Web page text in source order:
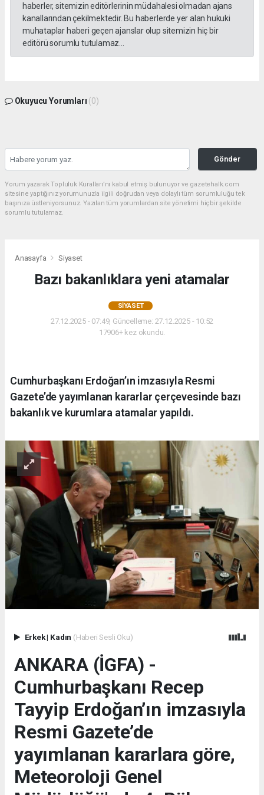
haberler, sitemizin editörlerinin müdahalesi olmadan ajans
kanallarından çekilmektedir. Bu haberlerde yer alan hukuki
muhataplar haberi geçen ajanslar olup sitemizin hiç bir
editörü sorumlu tutulamaz...
Okuyucu Yorumları (0)
Gönder
Yorum yazarak Topluluk Kuralları’nı kabul etmiş bulunuyor ve gazetehalk.com
sitesine yaptığınız yorumunuzla ilgili doğrudan veya dolaylı tüm sorumluluğu tek
başınıza üstleniyorsunuz. Yazılan tüm yorumlardan site yönetimi hiçbir şekilde
sorumlu tutulamaz.
Anasayfa Siyaset
Bazı bakanlıklara yeni atamalar
SIYASET
27.12.2025 - 07:49, Güncelleme: 27.12.2025 - 10:52
17906+ kez okundu.
Cumhurbaşkanı Erdoğan’ın imzasıyla Resmi
Gazete’de yayımlanan kararlar çerçevesinde bazı
bakanlık ve kurumlara atamalar yapıldı.
Erkek| Kadın (Haberi Sesli Oku)
ANKARA (İGFA) -
Cumhurbaşkanı Recep
Tayyip Erdoğan’ın imzasıyla
Resmi Gazete’de
yayımlanan kararlara göre,
Meteoroloji Genel